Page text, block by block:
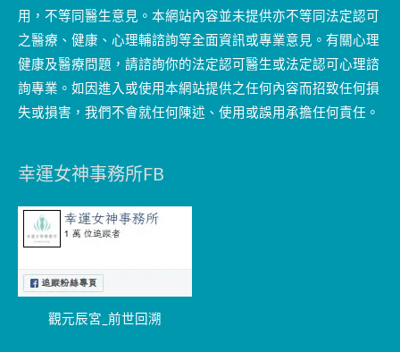
用，不等同醫生意見。本網站內容並未提供亦不等同法定認可
之醫療、健康、心理輔諮詢等全面資訊或專業意見。有關心理
健康及醫療問題，請諮詢你的法定認可醫生或法定認可心理諮
詢專業。如因進入或使用本網站提供之任何內容而招致任何損
失或損害，我們不會就任何陳述、使用或誤用承擔任何責任。
幸運女神事務所FB
觀元辰宮_前世回溯